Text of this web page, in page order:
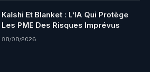
Kalshi Et Blanket : L’IA Qui Protège
Les PME Des Risques Imprévus
08/08/2026